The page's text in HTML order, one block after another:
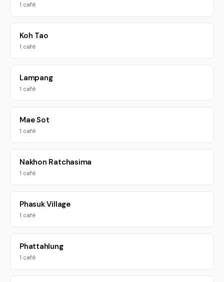
1 café
Koh Tao
1 café
Lampang
1 café
Mae Sot
1 café
Nakhon Ratchasima
1 café
Phasuk Village
1 café
Phattahlung
1 café